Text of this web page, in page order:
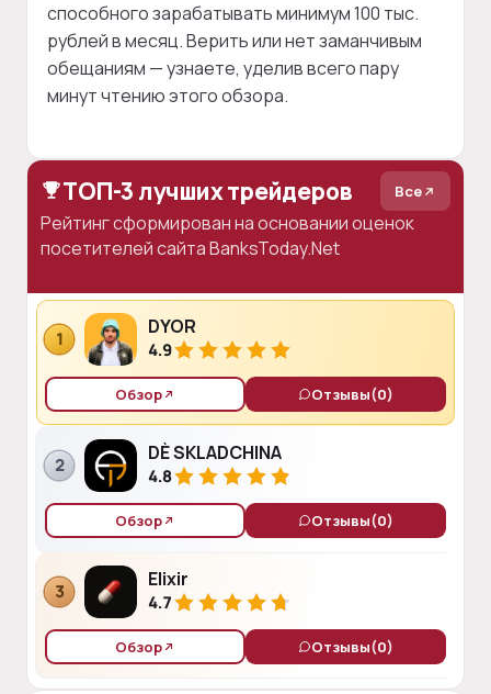
способного зарабатывать минимум 100 тыс.
рублей в месяц. Верить или нет заманчивым
обещаниям — узнаете, уделив всего пару
минут чтению этого обзора.
ТОП-3 лучших трейдеров Все
Рейтинг сформирован на основании оценок
посетителей сайта BanksToday.Net
1
DYOR
4.9
Обзор Отзывы(0)
2
DÈ SKLADCHINA
4.8
Обзор Отзывы(0)
3
Elixir
4.7
Обзор Отзывы(0)